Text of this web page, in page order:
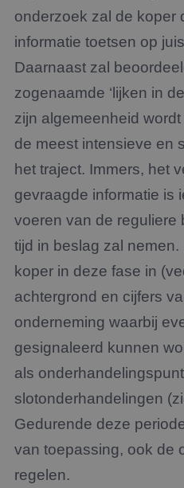
onderzoek zal de koper
informatie toetsen op
Daarnaast zal
zogenaamde ‘lijken in
zijn algemeenheid
de meest intensieve en
het traject. Immers, het
gevraagde informatie is
voeren van de reguliere
tijd in beslag zal
koper in deze fase in
achtergrond en cijfers
onderneming waarbij
gesignaleerd kunnen
als
slotonderhandelingen
Gedurende deze
van toepassing, ook de
regelen.